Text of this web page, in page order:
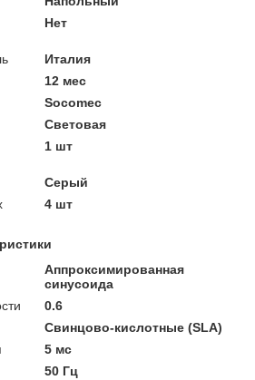
Нет
Италия
12 мес
Socomec
Световая
1 шт
Серый
4 шт
Аппроксимированная
синусоида
0.6
Свинцово-кислотные (SLA)
5 мс
50 Гц